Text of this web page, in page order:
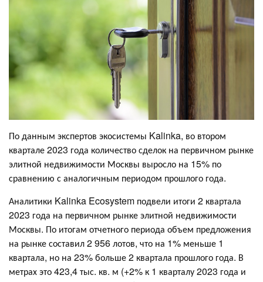
По данным экспертов экосистемы Kalinka, во втором
квартале 2023 года количество сделок на первичном рынке
элитной недвижимости Москвы выросло на 15% по
сравнению с аналогичным периодом прошлого года.
Аналитики Kalinka Ecosystem подвели итоги 2 квартала
2023 года на первичном рынке элитной недвижимости
Москвы. По итогам отчетного периода объем предложения
на рынке составил 2 956 лотов, что на 1% меньше 1
квартала, но на 23% больше 2 квартала прошлого года. В
метрах это 423,4 тыс. кв. м (+2% к 1 кварталу 2023 года и